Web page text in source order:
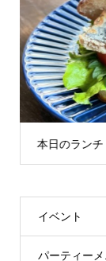
本日のランチ
イベント
パーティー